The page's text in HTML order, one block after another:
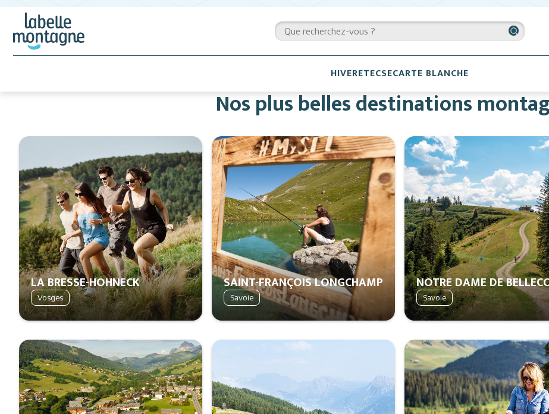
HIVERETECSECARTE BLANCHE
Nos plus belles destinations
LA BRESSE-HOHNECK
Vosges
SAINT-FRANÇOIS LONGCHAMP
Savoie
NOTRE DAME DE
Savoie